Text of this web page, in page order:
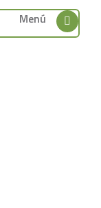
Menú